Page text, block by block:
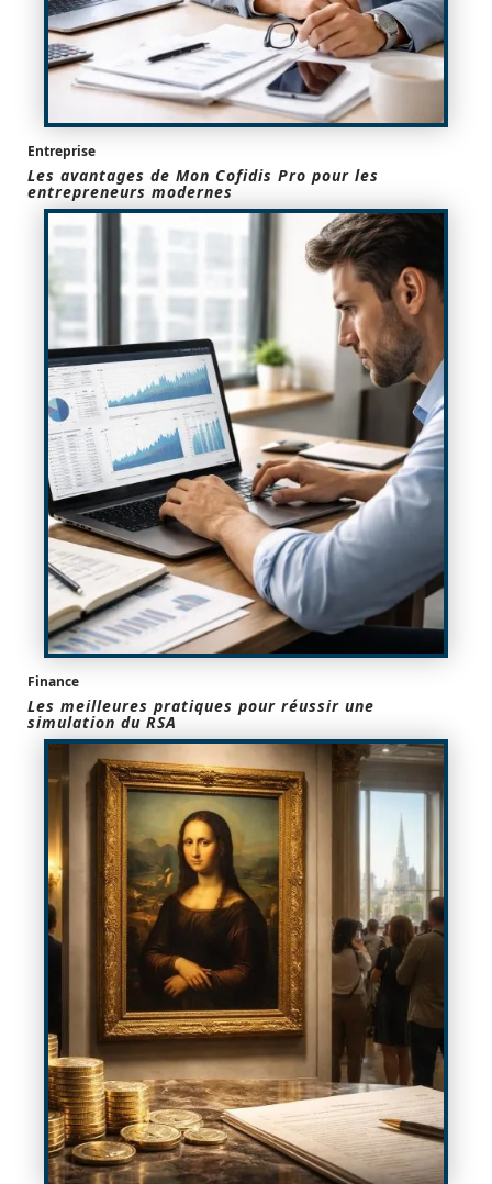
Entreprise
Les avantages de Mon Cofidis Pro pour les
entrepreneurs modernes
Finance
Les meilleures pratiques pour réussir une
simulation du RSA